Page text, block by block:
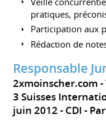
pratiques,
Participation aux
Rédaction de
Responsable
2xmoinscher.com -
3 Suisses
juin 2012 CDI